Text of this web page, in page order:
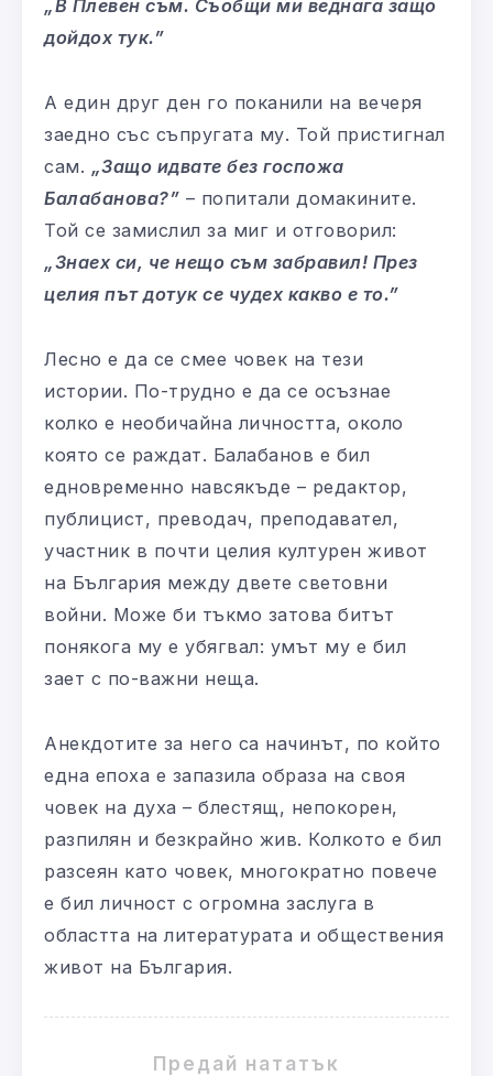
„В Плевен съм. Съобщи ми веднага защо
дойдох тук.”
А един друг ден го поканили на вечеря
заедно със съпругата му. Той пристигнал
сам. „Защо идвате без госпожа
Балабанова?” – попитали домакините.
Той се замислил за миг и отговорил:
„Знаех си, че нещо съм забравил! През
целия път дотук се чудех какво е то.”
Лесно е да се смее човек на тези
истории. По-трудно е да се осъзнае
колко е необичайна личността, около
която се раждат. Балабанов е бил
едновременно навсякъде – редактор,
публицист, преводач, преподавател,
участник в почти целия културен живот
на България между двете световни
войни. Може би тъкмо затова битът
понякога му е убягвал: умът му е бил
зает с по-важни неща.
Анекдотите за него са начинът, по който
една епоха е запазила образа на своя
човек на духа – блестящ, непокорен,
разпилян и безкрайно жив. Колкото е бил
разсеян като човек, многократно повече
е бил личност с огромна заслуга в
областта на литературата и обществения
живот на България.
Предай нататък